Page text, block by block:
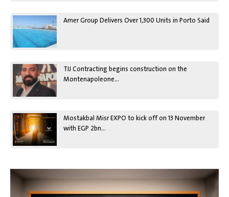
Amer Group Delivers Over 1,300 Units in Porto Said
TIJ Contracting begins construction on the
Montenapoleone…
Mostakbal Misr EXPO to kick off on 13 November
with EGP 2bn…